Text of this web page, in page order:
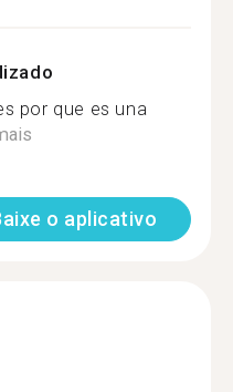
por que es una
o aplicativo